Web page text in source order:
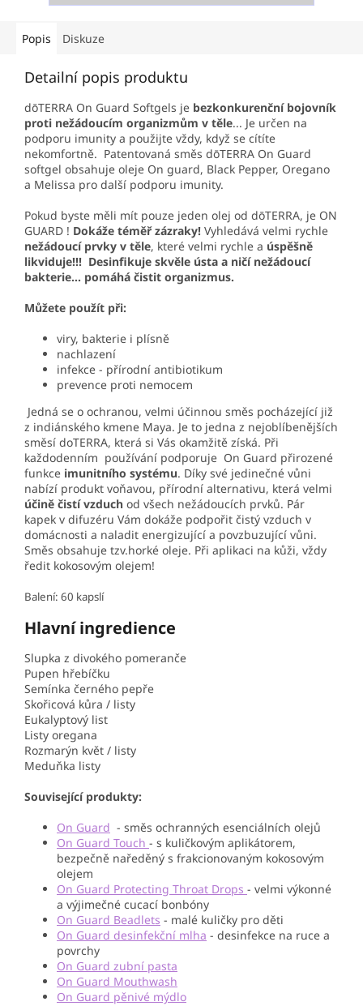
Popis Diskuze
Detailní popis produktu
dōTERRA On Guard Softgels je bezkonkurenční bojovník
proti nežádoucím organizmům v těle... Je určen na
podporu imunity a použijte vždy, když se cítíte
nekomfortně. Patentovaná směs dōTERRA On Guard
softgel obsahuje oleje On guard, Black Pepper, Oregano
a Melissa pro další podporu imunity.
Pokud byste měli mít pouze jeden olej od dōTERRA, je ON
GUARD ! Dokáže téměř zázraky! Vyhledává velmi rychle
nežádoucí prvky v těle, které velmi rychle a úspěšně
likviduje!!! Desinfikuje skvěle ústa a ničí nežádoucí
bakterie... pomáhá čistit organizmus.
Můžete použít při:
viry, bakterie i plísně
nachlazení
infekce - přírodní antibiotikum
prevence proti nemocem
Jedná se o ochranou, velmi účinnou směs pocházející již
z indiánského kmene Maya. Je to jedna z nejoblíbenějších
směsí doTERRA, která si Vás okamžitě získá. Při
každodenním používání podporuje On Guard přirozené
funkce imunitního systému. Díky své jedinečné vůni
nabízí produkt voňavou, přírodní alternativu, která velmi
účině čistí vzduch od všech nežádoucích prvků. Pár
kapek v difuzéru Vám dokáže podpořit čistý vzduch v
domácnosti a naladit energizující a povzbuzující vůni.
Směs obsahuje tzv.horké oleje. Při aplikaci na kůži, vždy
ředit kokosovým olejem!
Balení: 60 kapslí
Hlavní ingredience
Slupka z divokého pomeranče
Pupen hřebíčku
Semínka černého pepře
Skořicová kůra / listy
Eukalyptový list
Listy oregana
Rozmarýn květ / listy
Meduňka listy
Související produkty:
On Guard - směs ochranných esenciálních olejů
On Guard Touch - s kuličkovým aplikátorem,
bezpečně naředěný s frakcionovaným kokosovým
olejem
On Guard Protecting Throat Drops - velmi výkonné
a výjimečné cucací bonbóny
On Guard Beadlets - malé kuličky pro děti
On Guard desinfekční mlha - desinfekce na ruce a
povrchy
On Guard zubní pasta
On Guard Mouthwash
On Guard pěnivé mýdlo